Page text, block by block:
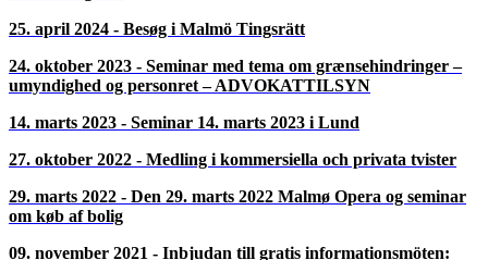
17:00
Afslutning i kirken
17:30
Drink og netværksmiddag i Bistro Boheme, Esplanaden 8. 1263
København K
1. februar 2018
Tidigare arrangemang >